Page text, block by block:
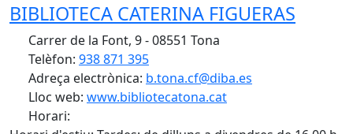
BIBLIOTECA CATERINA FIGUERAS
Carrer de la Font, 9 - 08551 Tona
Telèfon: 938 871 395
Adreça electrònica: b.tona.cf@diba.es
Lloc web: www.bibliotecatona.cat
Horari: